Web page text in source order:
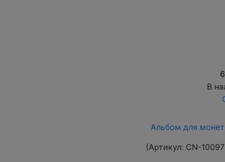
В
Альбом для
(Артикул: CN-